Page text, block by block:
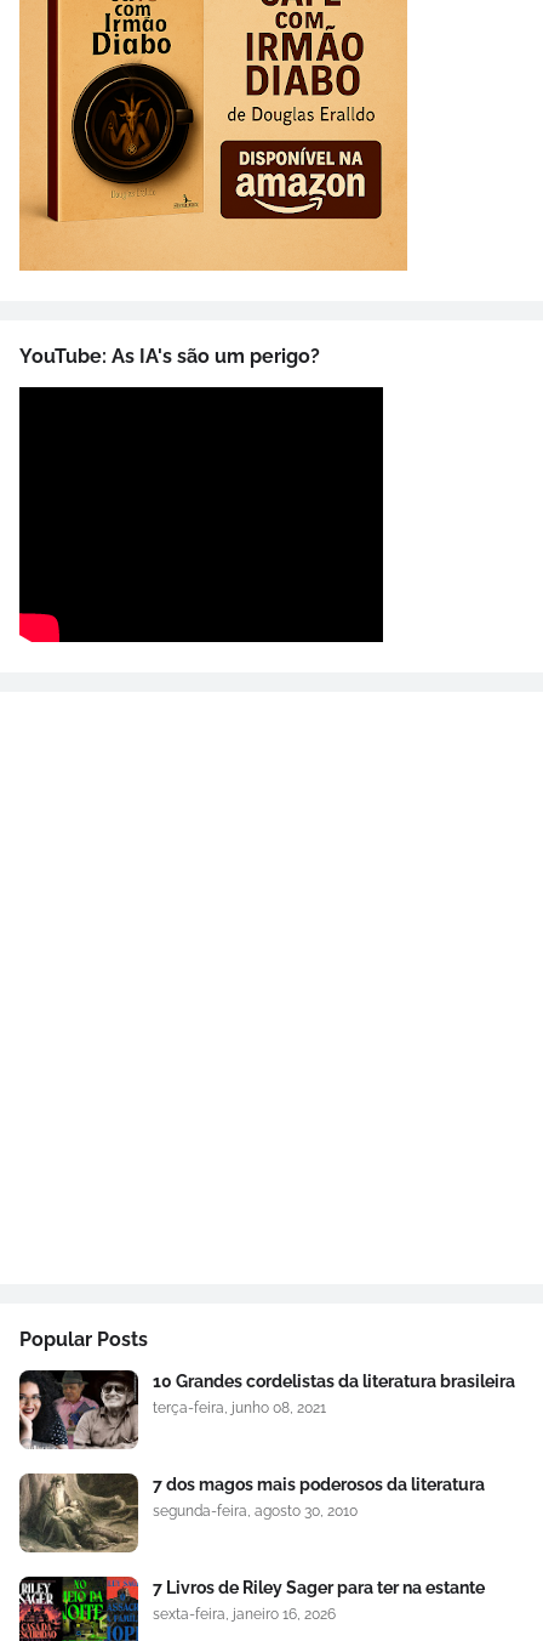
YouTube: As IA's são um perigo?
Popular Posts
10 Grandes cordelistas da literatura brasileira
terça-feira, junho 08, 2021
7 dos magos mais poderosos da literatura
segunda-feira, agosto 30, 2010
7 Livros de Riley Sager para ter na estante
sexta-feira, janeiro 16, 2026